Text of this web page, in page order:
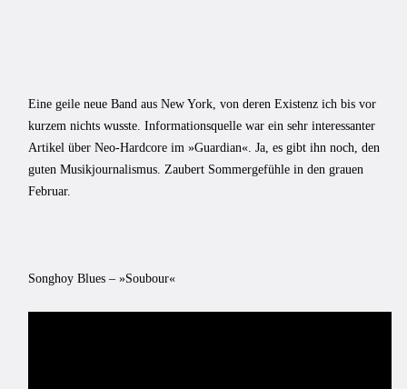
Eine geile neue Band aus New York, von deren Existenz ich bis vor
kurzem nichts wusste. Informationsquelle war ein sehr interessanter
Artikel über Neo-Hardcore im »Guardian«. Ja, es gibt ihn noch, den
guten Musikjournalismus. Zaubert Sommergefühle in den grauen
Februar.
Songhoy Blues – »Soubour«